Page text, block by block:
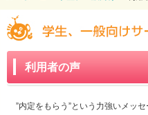
利用者の声
”内定をもらう”という力強いメッ